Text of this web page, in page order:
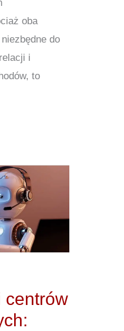
oba
do
i
to
centrów